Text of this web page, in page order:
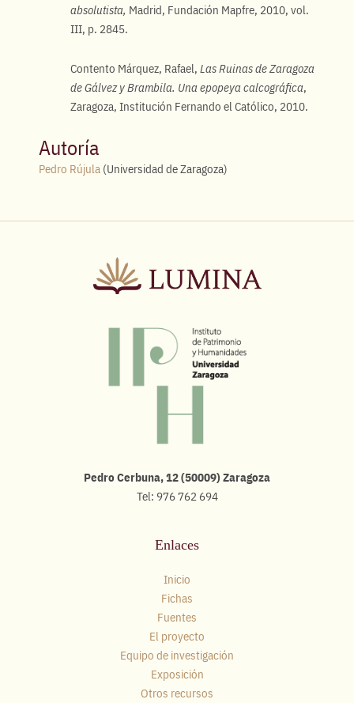
absolutista, Madrid, Fundación Mapfre, 2010, vol.
III, p. 2845.
Contento Márquez, Rafael, Las Ruinas de Zaragoza
de Gálvez y Brambila. Una epopeya calcográfica,
Zaragoza, Institución Fernando el Católico, 2010.
Autoría
Pedro Rújula (Universidad de Zaragoza)
Pedro Cerbuna, 12 (50009) Zaragoza
Tel: 976 762 694
Enlaces
Inicio
Fichas
Fuentes
El proyecto
Equipo de investigación
Exposición
Otros recursos